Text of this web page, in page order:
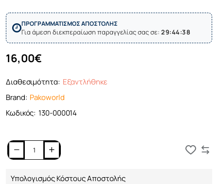
ΠΡΟΓΡΑΜΜΑΤΙΣΜΟΣ ΑΠΟΣΤΟΛΗΣ
Για άμεση διεκπεραίωση παραγγελίας σας σε: 29:44:38
Διαθεσιμότητα: Εξαντλήθηκε
Brand: Pakoworld
Κωδικός: 130-000014
16,00€
Υπολογισμός Κόστους Αποστολής